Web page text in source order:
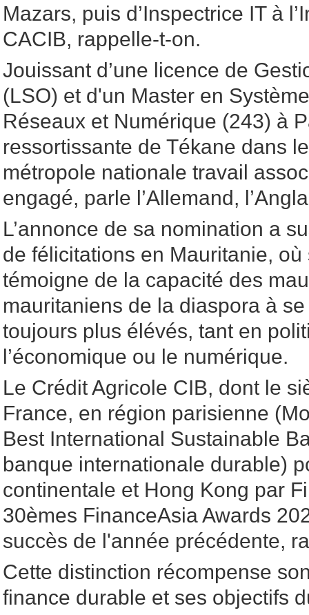
Mazars, puis d’Inspectrice IT à
CACIB, rappelle-t-on.
Jouissant d’une licence de
(LSO) et d'un Master en
Réseaux et Numérique (243) à
ressortissante de Tékane dans
métropole nationale travail
engagé, parle l’Allemand,
L’annonce de sa nomination a
de félicitations en Mauritanie,
témoigne de la capacité des
mauritaniens de la diaspora à
toujours plus élévés, tant en
l’économique ou le numérique.
Le Crédit Agricole CIB, dont le
France, en région parisienne
Best International Sustainable
banque internationale durable)
continentale et Hong Kong par
30èmes FinanceAsia Awards
succès de l'année précédente,
Cette distinction récompense
finance durable et ses objectifs